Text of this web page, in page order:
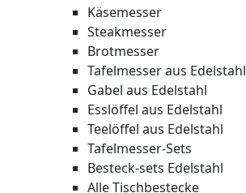
Käsemesser
Steakmesser
Brotmesser
Tafelmesser aus Edelstahl
Gabel aus Edelstahl
Esslöffel aus Edelstahl
Teelöffel aus Edelstahl
Tafelmesser-Sets
Besteck-sets Edelstahl
Alle Tischbestecke